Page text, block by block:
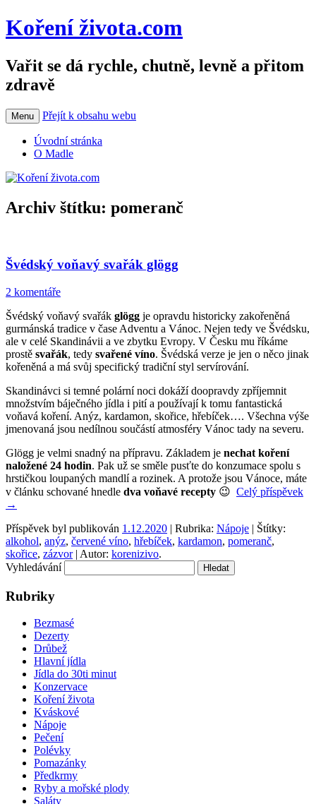
Koření života.com
Vařit se dá rychle, chutně, levně a přitom
zdravě
Menu Přejít k obsahu webu
Úvodní stránka
O Madle
Archiv štítku: pomeranč
Švédský voňavý svařák glögg
2 komentáře
Švédský voňavý svařák glögg je opravdu historicky zakořeněná
gurmánská tradice v čase Adventu a Vánoc. Nejen tedy ve Švédsku,
ale v celé Skandinávii a ve zbytku Evropy. V Česku mu říkáme
prostě svařák, tedy svařené víno. Švédská verze je jen o něco jinak
kořeněná a má svůj specifický tradiční styl servírování.
Skandinávci si temné polární noci dokáží doopravdy zpříjemnit
množstvím báječného jídla i pití a používají k tomu fantastická
voňavá koření. Anýz, kardamon, skořice, hřebíček…. Všechna výše
jmenovaná jsou nedílnou součástí atmosféry Vánoc tady na severu.
Glögg je velmi snadný na přípravu. Základem je nechat koření
naložené 24 hodin. Pak už se směle pusťte do konzumace spolu s
hrstičkou loupaných mandlí a rozinek. A protože jsou Vánoce, máte
v článku schované hnedle dva voňavé recepty 😉 Celý příspěvek
→
Příspěvek byl publikován 1.12.2020 | Rubrika: Nápoje | Štítky:
alkohol, anýz, červené víno, hřebíček, kardamon, pomeranč,
skořice, zázvor| Autor: korenizivo.
Vyhledávání
Rubriky
Bezmasé
Dezerty
Drůbež
Hlavní jídla
Jídla do 30ti minut
Konzervace
Koření života
Kváskové
Nápoje
Pečení
Polévky
Pomazánky
Předkrmy
Ryby a mořské plody
Saláty